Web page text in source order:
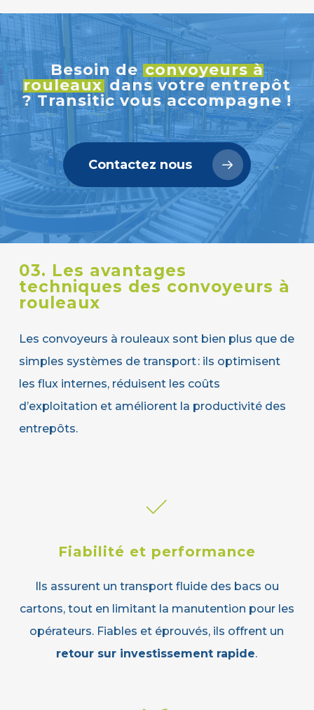
Besoin de convoyeurs à
rouleauxdans votre entrepôt
? Transitic vous accompagne !
Contactez nous
03. Les avantages
techniques des convoyeurs à
rouleaux
Les convoyeurs à rouleaux sont bien plus que de
simples systèmes de transport : ils optimisent
les flux internes, réduisent les coûts
d’exploitation et améliorent la productivité des
entrepôts.
Fiabilité et performance
Ils assurent un transport fluide des bacs ou
cartons, tout en limitant la manutention pour les
opérateurs. Fiables et éprouvés, ils offrent un
retour sur investissement rapide.